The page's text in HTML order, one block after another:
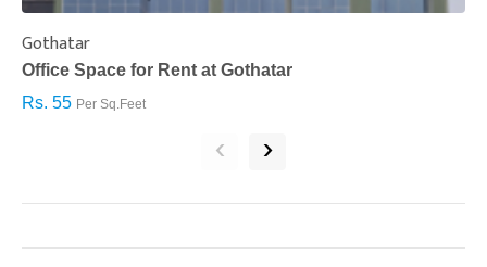
Gothatar
Office Space for Rent at Gothatar
Rs. 55 Per Sq.Feet
‹ ›